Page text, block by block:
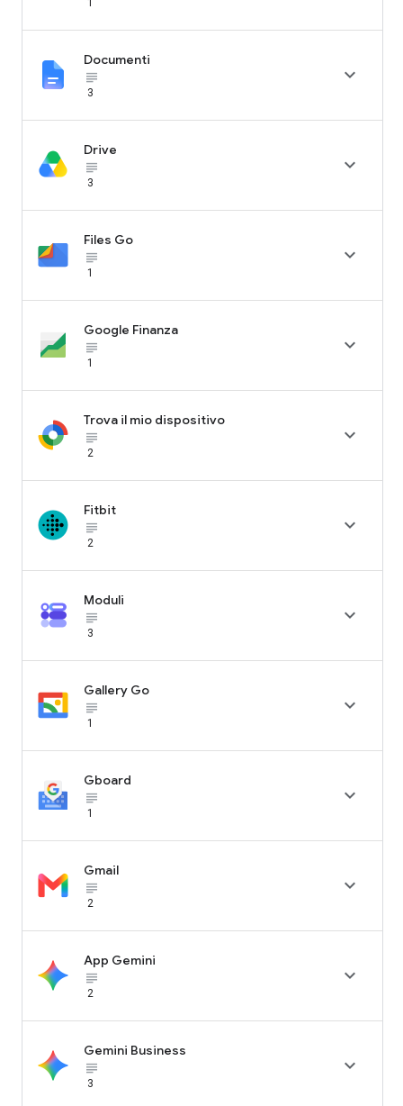
Documenti
subject_black
3

Drive
subject_black
3

Files Go
subject_black
1

Google Finanza
subject_black
1

Trova il mio dispositivo
subject_black
2

Fitbit
subject_black
2

Moduli
subject_black
3

Gallery Go
subject_black
1

Gboard
subject_black
1

Gmail
subject_black
2

App Gemini
subject_black
2

Gemini Business
subject_black
3
